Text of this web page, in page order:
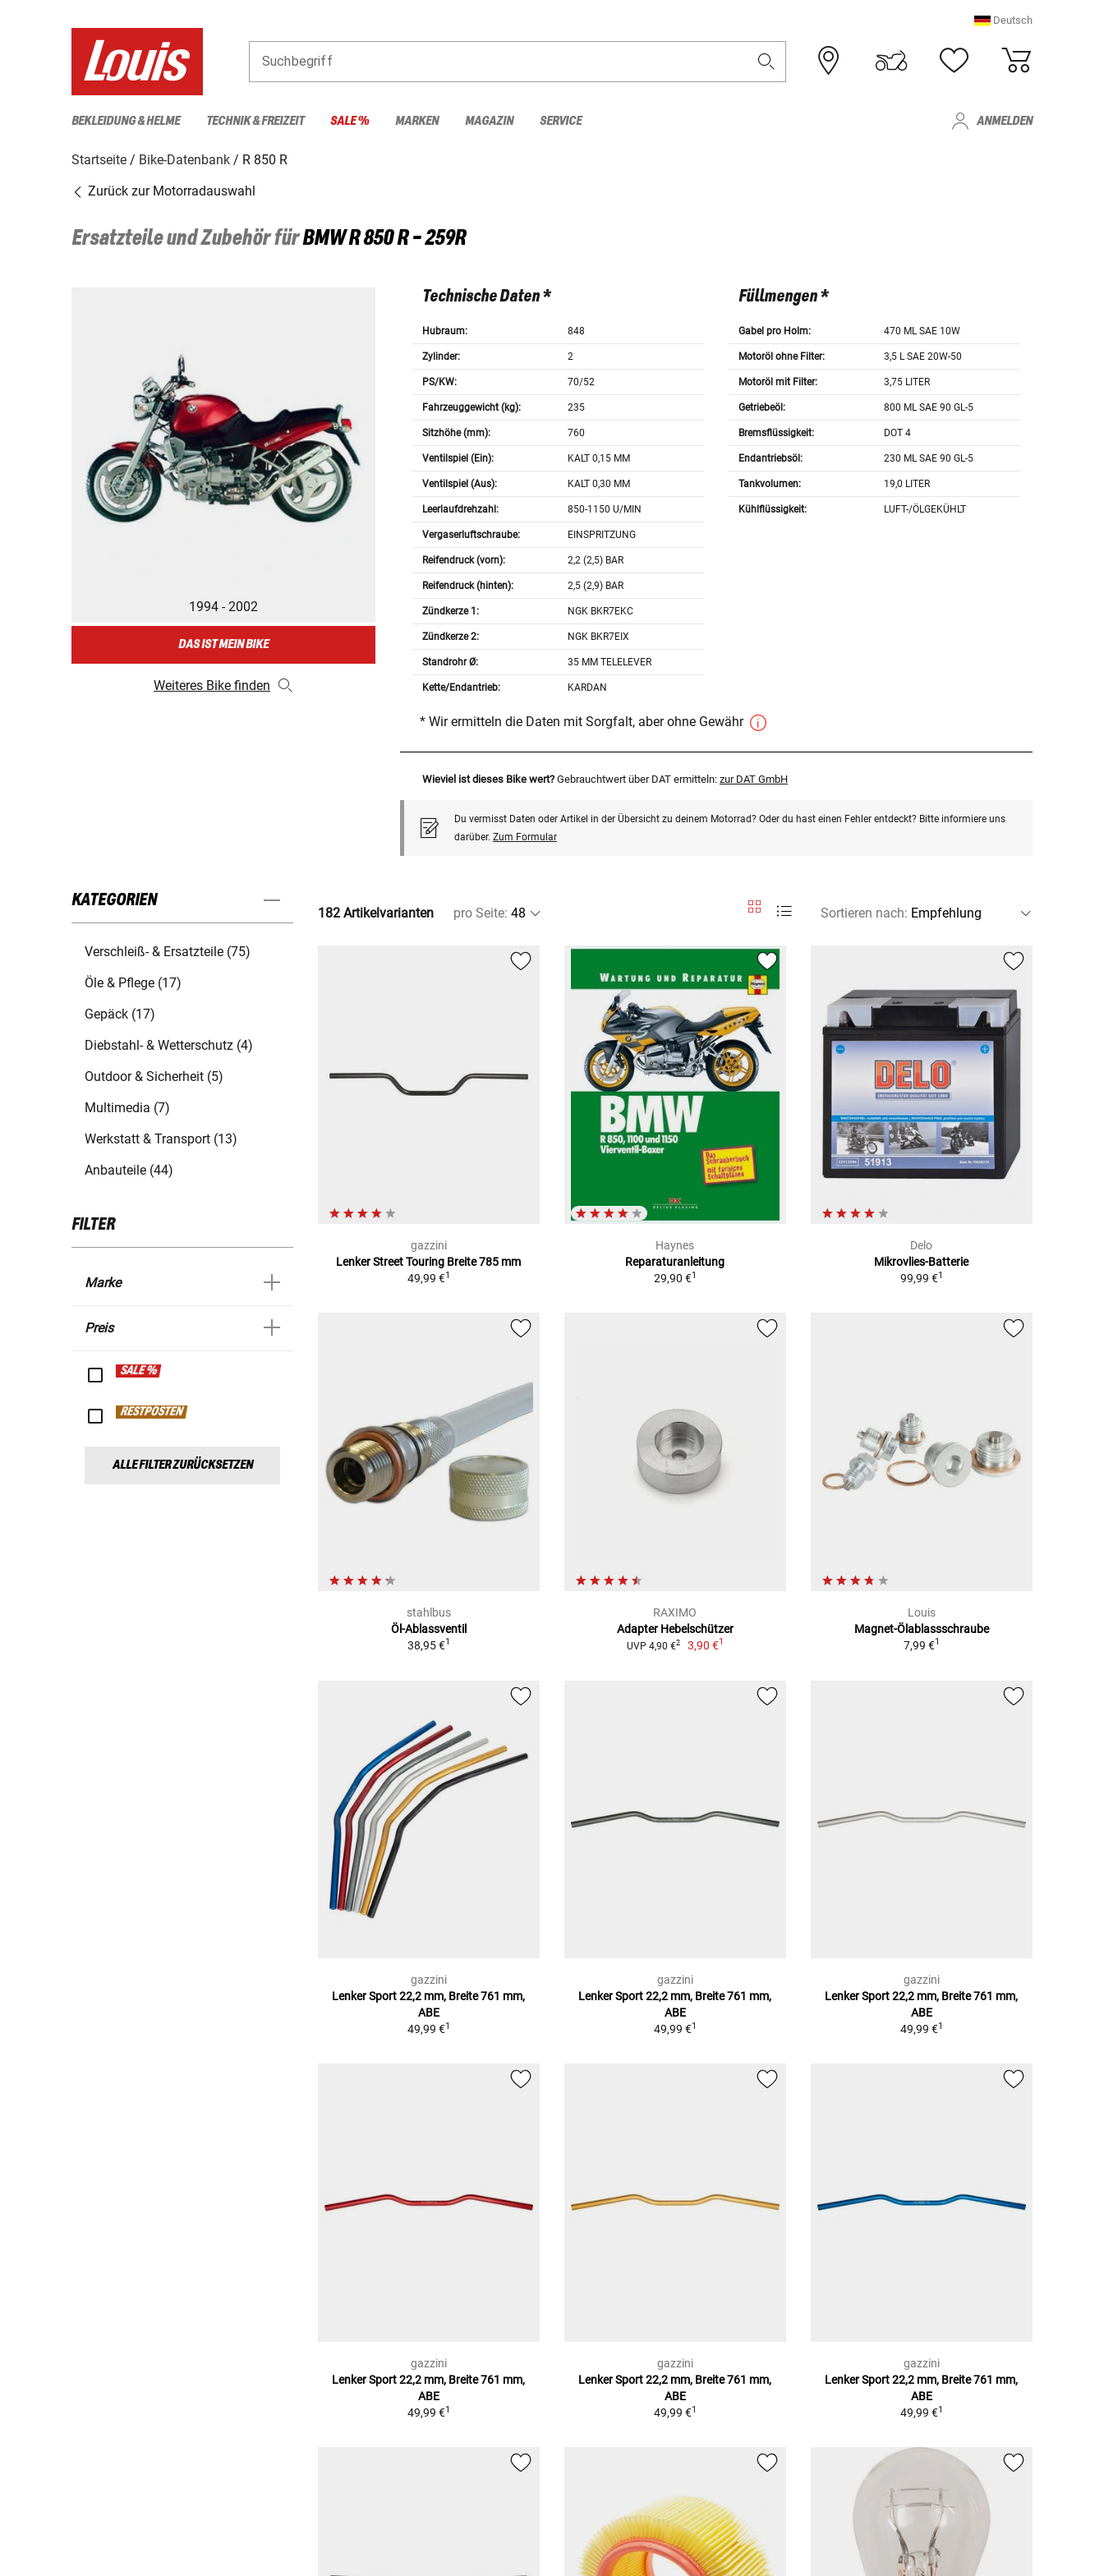
Deutsch
Suchbegriff
BEKLEIDUNG & HELME TECHNIK & FREIZEIT SALE % MARKEN MAGAZIN SERVICE ANMELDEN
Startseite Bike-Datenbank
R 850 R
Zurück zur Motorradauswahl
Ersatzteile und Zubehör fürBMWR 850 R - 259R
1994 - 2002
DAS IST MEIN BIKE
Weiteres Bike finden
Technische Daten *
Hubraum: 848
Zylinder: 2
PS/KW: 70/52
Fahrzeuggewicht (kg): 235
Sitzhöhe (mm): 760
Ventilspiel (Ein): KALT 0,15 MM
Ventilspiel (Aus): KALT 0,30 MM
Leerlaufdrehzahl: 850-1150 U/MIN
Vergaserluftschraube: EINSPRITZUNG
Reifendruck (vorn): 2,2 (2,5) BAR
Reifendruck (hinten): 2,5 (2,9) BAR
Zündkerze 1: NGK BKR7EKC
Zündkerze 2: NGK BKR7EIX
Standrohr Ø: 35 MM TELELEVER
Kette/Endantrieb: KARDAN
Füllmengen *
Gabel pro Holm: 470 ML SAE 10W
Motoröl ohne Filter: 3,5 L SAE 20W-50
Motoröl mit Filter: 3,75 LITER
Getriebeöl: 800 ML SAE 90 GL-5
Bremsflüssigkeit: DOT 4
Endantriebsöl: 230 ML SAE 90 GL-5
Tankvolumen: 19,0 LITER
Kühlflüssigkeit: LUFT-/ÖLGEKÜHLT
* Wir ermitteln die Daten mit Sorgfalt, aber ohne Gewähr
Wieviel ist dieses Bike wert? Gebrauchtwert über DAT ermitteln: zur DAT GmbH
Du vermisst Daten oder Artikel in der Übersicht zu deinem Motorrad? Oder du hast einen Fehler entdeckt? Bitte informiere uns
darüber. Zum Formular
KATEGORIEN
Verschleiß- & Ersatzteile (75)
Öle & Pflege (17)
Gepäck (17)
Diebstahl- & Wetterschutz (4)
Outdoor & Sicherheit (5)
Multimedia (7)
Werkstatt & Transport (13)
Anbauteile (44)
FILTER
Marke
Preis
SALE %
RESTPOSTEN
ALLE FILTER ZURÜCKSETZEN
182 Artikelvarianten pro Seite: Sortieren nach:
gazzini
Lenker Street Touring Breite 785 mm
49,99 €1
Haynes
Reparaturanleitung
29,90 €1
Delo
Mikrovlies-Batterie
99,99 €1
stahlbus
Öl-Ablassventil
38,95 €1
RAXIMO
Adapter Hebelschützer
UVP 4,90 €2 3,90 €1
Louis
Magnet-Ölablassschraube
7,99 €1
gazzini
Lenker Sport 22,2 mm, Breite 761 mm,
ABE
49,99 €1
gazzini
Lenker Sport 22,2 mm, Breite 761 mm,
ABE
49,99 €1
gazzini
Lenker Sport 22,2 mm, Breite 761 mm,
ABE
49,99 €1
gazzini
Lenker Sport 22,2 mm, Breite 761 mm,
ABE
49,99 €1
gazzini
Lenker Sport 22,2 mm, Breite 761 mm,
ABE
49,99 €1
gazzini
Lenker Sport 22,2 mm, Breite 761 mm,
ABE
49,99 €1